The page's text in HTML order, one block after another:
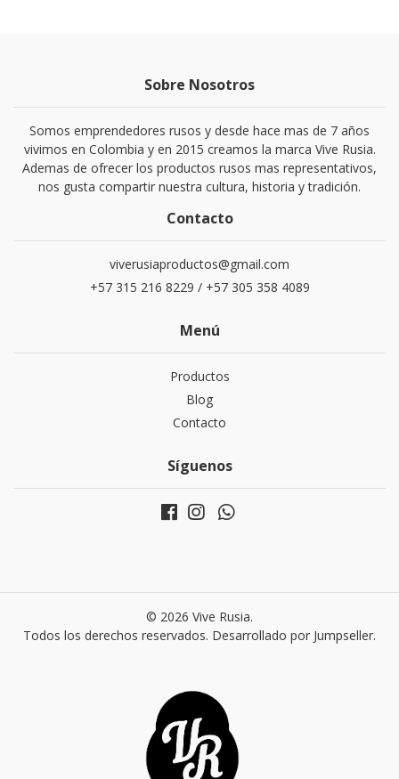
Sobre Nosotros
Somos emprendedores rusos y desde hace mas de 7 años
vivimos en Colombia y en 2015 creamos la marca Vive Rusia.
Ademas de ofrecer los productos rusos mas representativos,
nos gusta compartir nuestra cultura, historia y tradición.
Contacto
viverusiaproductos@gmail.com
+57 315 216 8229 / +57 305 358 4089
Menú
Productos
Blog
Contacto
Síguenos
© 2026 Vive Rusia.
Todos los derechos reservados. Desarrollado por Jumpseller.